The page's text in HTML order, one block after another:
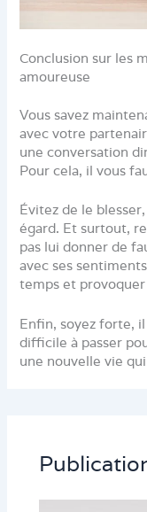
Conclusion sur les
amoureuse
Vous savez
avec votre
une conversation
Pour cela, il vous
Évitez de le
égard. Et surtout,
pas lui donner de
avec ses
temps et
Enfin, soyez forte,
difficile à passer
une nouvelle vie